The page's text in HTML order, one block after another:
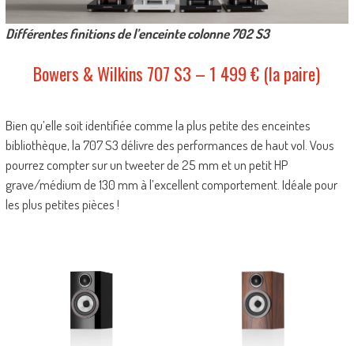
Différentes finitions de l’enceinte colonne 702 S3
Bowers & Wilkins 707 S3 – 1 499 € (la paire)
Bien qu’elle soit identifiée comme la plus petite des enceintes
bibliothèque, la 707 S3 délivre des performances de haut vol. Vous
pourrez compter sur un tweeter de 25 mm et un petit HP
grave/médium de 130 mm à l’excellent comportement. Idéale pour
les plus petites pièces !